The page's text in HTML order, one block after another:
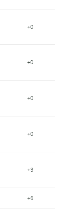
+0
+0
+0
+0
+3
+6